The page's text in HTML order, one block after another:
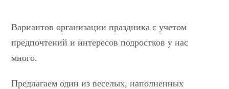
Вариантов организации праздника с учетом
предпочтений и интересов подростков у нас
много.
Предлагаем один из веселых, наполненных